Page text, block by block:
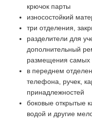
крючок парты
износостойкий
три отделения,
разделители для
дополнительный
размещения самых
в переднем
телефона, ручек,
принадлежностей
боковые открытые
водой и другие